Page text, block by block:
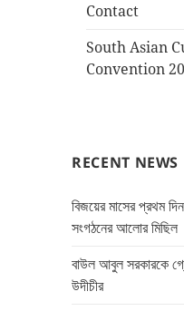
Contact
South Asian
Convention
RECENT NEWS
বিজয়ের মাসের প্রথম
সংগঠনের আলোর মিছিল
বাউল আবুল সরকারকে
উদীচীর